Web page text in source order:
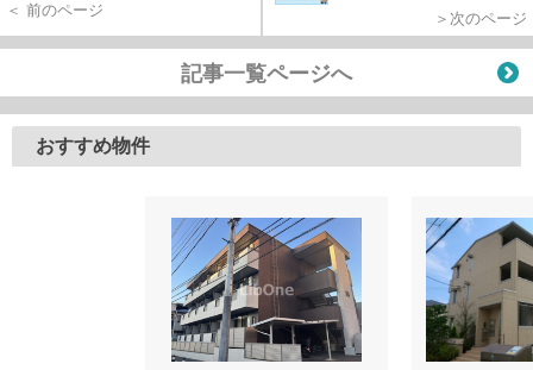
＜ 前のページ ＞次のページ
記事一覧ページへ
おすすめ物件